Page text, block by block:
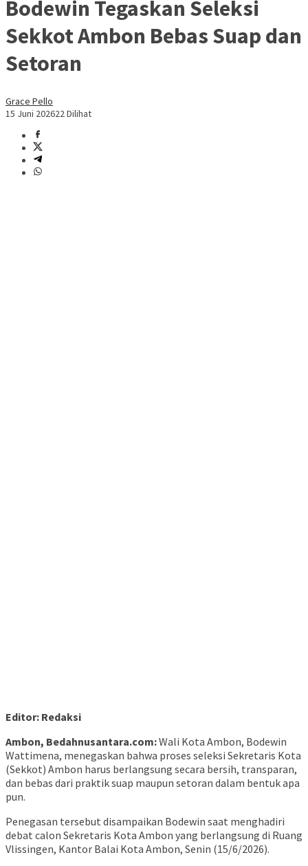
Bodewin Tegaskan Seleksi
Sekkot Ambon Bebas Suap dan
Setoran
Grace Pello
15 Juni 202622 Dilihat
Editor: Redaksi
Ambon, Bedahnusantara.com:Wali Kota Ambon, Bodewin
Wattimena, menegaskan bahwa proses seleksi Sekretaris Kota
(Sekkot) Ambon harus berlangsung secara bersih, transparan,
dan bebas dari praktik suap maupun setoran dalam bentuk apa
pun.
Penegasan tersebut disampaikan Bodewin saat menghadiri
debat calon Sekretaris Kota Ambon yang berlangsung di Ruang
Vlissingen, Kantor Balai Kota Ambon, Senin (15/6/2026).